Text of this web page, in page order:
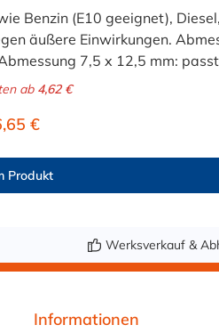
Benzin (E10 geeignet),
äußere Einwirkungen.
7,5 x 12,5 mm:
9 mm
ab4,62 €
Preis:
€
Produkt
Werksverkauf &
Informationen